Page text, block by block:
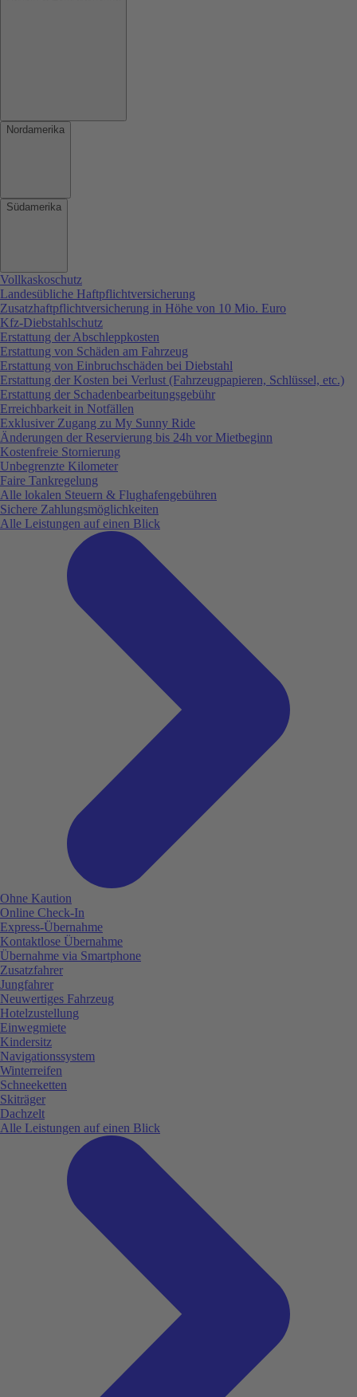
Nordamerika
Südamerika
Vollkaskoschutz
Landesübliche Haftpflichtversicherung
Zusatzhaftpflichtversicherung in Höhe von 10 Mio. Euro
Kfz-Diebstahlschutz
Erstattung der Abschleppkosten
Erstattung von Schäden am Fahrzeug
Erstattung von Einbruchschäden bei Diebstahl
Erstattung der Kosten bei Verlust (Fahrzeugpapieren, Schlüssel, etc.)
Erstattung der Schadenbearbeitungsgebühr
Erreichbarkeit in Notfällen
Exklusiver Zugang zu My Sunny Ride
Änderungen der Reservierung bis 24h vor Mietbeginn
Kostenfreie Stornierung
Unbegrenzte Kilometer
Faire Tankregelung
Alle lokalen Steuern & Flughafengebühren
Sichere Zahlungsmöglichkeiten
Alle Leistungen auf einen Blick
Ohne Kaution
Online Check-In
Express-Übernahme
Kontaktlose Übernahme
Übernahme via Smartphone
Zusatzfahrer
Jungfahrer
Neuwertiges Fahrzeug
Hotelzustellung
Einwegmiete
Kindersitz
Navigationssystem
Winterreifen
Schneeketten
Skiträger
Dachzelt
Alle Leistungen auf einen Blick